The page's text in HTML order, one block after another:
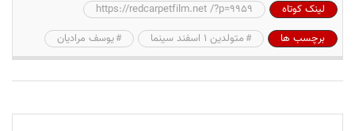
لینک کوتاه
https://redcarpetfilm.net /?p=9959
برچسب ها
متولدین ۱ اسفند سینما یوسف مرادیان